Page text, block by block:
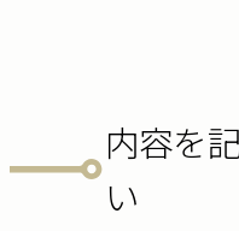
内容を
い